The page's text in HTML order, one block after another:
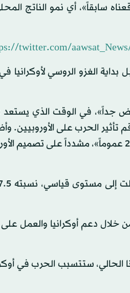
سابقاً»، أي نمو الناتج
twitter.com/
جداً»، في الوقت الذي يستعد
الحرب على الأوروبيين.
قاعدة نمو متينة مكتسبة من العام الماضي، ما قد يبقي النمو إيجابياً في عام 2022
خلال دعم أوكرانيا والعمل
ستتسبب الحرب في